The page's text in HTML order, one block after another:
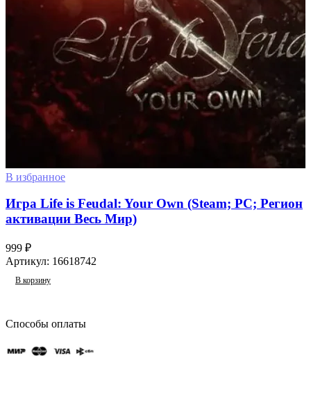
В избранное
Игра Life is Feudal: Your Own (Steam; PC; Регион
активации Весь Мир)
999 ₽
Артикул: 16618742
В корзину
Способы оплаты